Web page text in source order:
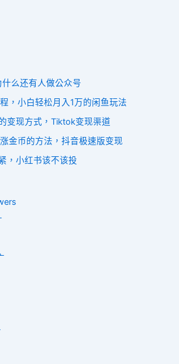
么还有人做公众号
，小白轻松月入1万的闲鱼玩法
变现方式，Tiktok变现渠道
金币的方法，抖音极速版变现
，小红书该不该投